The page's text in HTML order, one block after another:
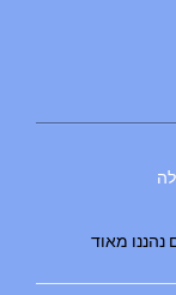
מאוד